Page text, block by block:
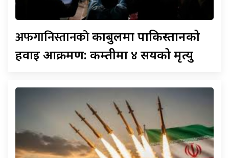
अफगानिस्तानकोकाबुलमा पाकिस्तानको
हवाइ आक्रमण: कम्तीमा ४ सयको मृत्यु